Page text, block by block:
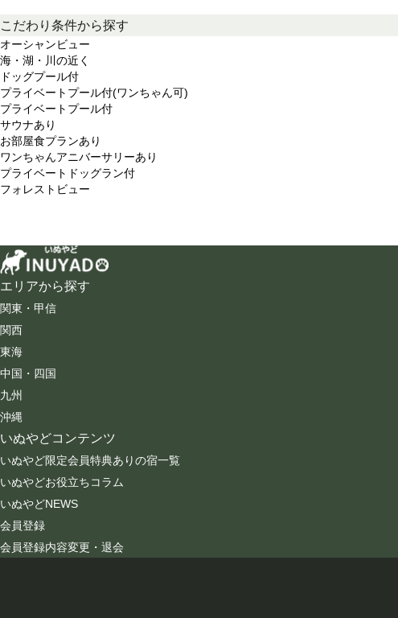
こだわり条件から探す
オーシャンビュー
海・湖・川の近く
ドッグプール付
プライベートプール付(ワンちゃん可)
プライベートプール付
サウナあり
お部屋食プランあり
ワンちゃんアニバーサリーあり
プライベートドッグラン付
フォレストビュー
エリアから探す
関東・甲信
関西
東海
中国・四国
九州
沖縄
いぬやどコンテンツ
いぬやど限定会員特典ありの宿一覧
いぬやどお役立ちコラム
いぬやどNEWS
会員登録
会員登録内容変更・退会